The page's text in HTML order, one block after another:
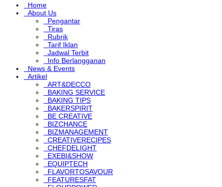
Home
About Us
Pengantar
Tiras
Rubrik
Tarif Iklan
Jadwal Terbit
Info Berlangganan
News & Events
Artikel
ART&DECCO
BAKING SERVICE
BAKING TIPS
BAKERSPIRIT
BE CREATIVE
BIZCHANCE
BIZMANAGEMENT
CREATIVERECIPES
CHEFDELIGHT
EXEBI&SHOW
EQUIPTECH
FLAVORTOSAVOUR
FEATURESFAT